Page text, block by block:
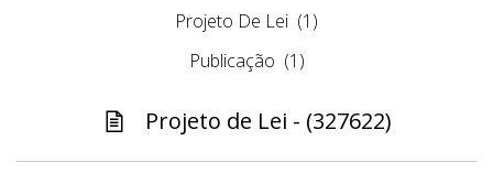
Projeto De Lei (1)
Publicação (1)
Projeto de Lei - (327622)